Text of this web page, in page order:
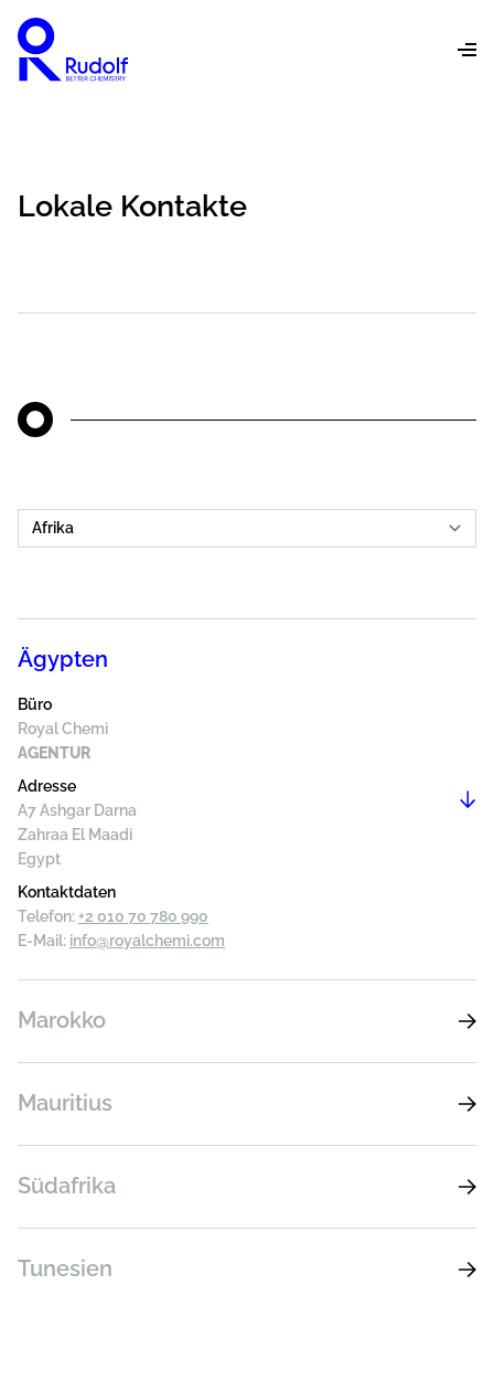
Lokale Kontakte
Ägypten
Büro
Royal Chemi
AGENTUR
Adresse
A7 Ashgar Darna
Zahraa El Maadi
Egypt
Kontaktdaten
Telefon: +2 010 70 780 990
E-Mail: info@royalchemi.com
Marokko
Mauritius
Südafrika
Tunesien